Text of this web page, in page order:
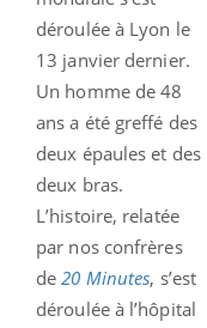
déroulée à Lyon le
13 janvier dernier.
Un homme de 48
ans a été greffé des
deux épaules et des
deux bras.
L’histoire, relatée
par nos confrères
de20 Minutes, s’est
déroulée à l’hôpital